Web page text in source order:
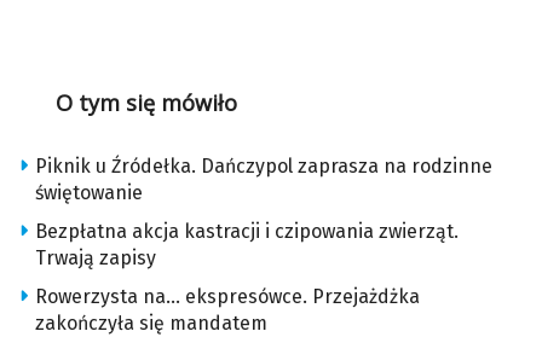
O tym się mówiło
Piknik u Źródełka. Dańczypol zaprasza na rodzinne
świętowanie
Bezpłatna akcja kastracji i czipowania zwierząt.
Trwają zapisy
Rowerzysta na… ekspresówce. Przejażdżka
zakończyła się mandatem